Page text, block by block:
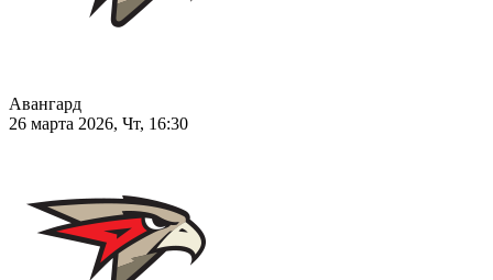
Авангард
26 марта 2026, Чт, 16:30